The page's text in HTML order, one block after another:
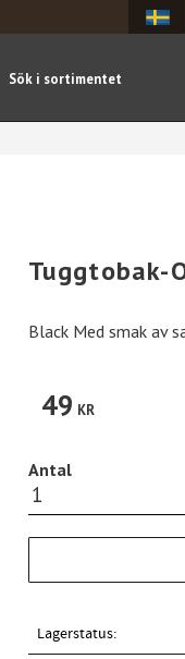
Tuggtobak-
Black Med smak av
49 KR
Antal
Lagerstatus